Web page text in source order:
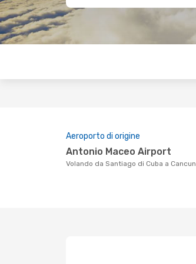
Aeroporto di origine
Antonio Maceo Airport
Volando da Santiago di Cuba a Cancun